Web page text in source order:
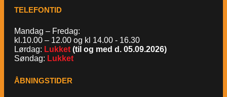
TELEFONTID
Mandag – Fredag:
kl.10.00 – 12.00 og kl 14.00 - 16.30
Lørdag: Lukket (til og med d. 05.09.2026)
Søndag: Lukket
ÅBNINGSTIDER